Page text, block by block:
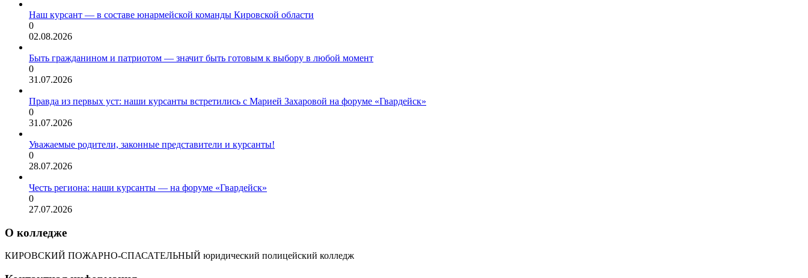
Наш курсант — в составе юнармейской команды Кировской области
0
02.08.2026
Быть гражданином и патриотом — значит быть готовым к выбору в любой момент
0
31.07.2026
Правда из первых уст: наши курсанты встретились с Марией Захаровой на форуме «Гвардейск»
0
31.07.2026
Уважаемые родители, законные представители и курсанты!
0
28.07.2026
Честь региона: наши курсанты — на форуме «Гвардейск»
0
27.07.2026
О колледже
КИРОВСКИЙ ПОЖАРНО-СПАСАТЕЛЬНЫЙ юридический полицейский колледж